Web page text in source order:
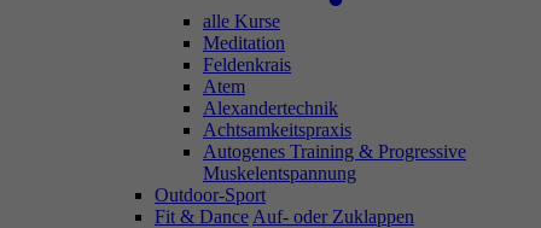
alle Kurse
Meditation
Feldenkrais
Atem
Alexandertechnik
Achtsamkeitspraxis
Autogenes Training & Progressive
Muskelentspannung
Outdoor-Sport
Fit & Dance Auf- oder Zuklappen